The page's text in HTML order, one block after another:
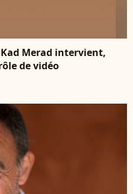
Merad intervient,
de vidéo